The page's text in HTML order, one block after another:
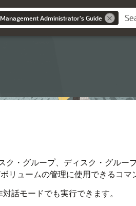
Administrator's Guide
ク・グループ、ディスク・グル
リュームの管理に使用できるコマ
話モードでも実行できます。